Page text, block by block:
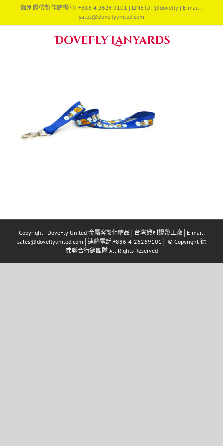
content
識別證帶製作請撥打! +886 4 2626 9101 | LINE ID: @dovefly | E-mail :
sales@doveflyunited.com
Copyright - DoveFly United 金屬客製化精品│台灣識別證帶工廠│E-mail:
sales@doveflyunited.com│連絡電話:+886-4-26269101│ © Copyright 德
弗聯合行銷團隊 All Rights Reserved